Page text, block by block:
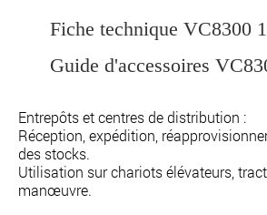
Fiche technique VC8300
Guide d'accessoires
Entrepôts et centres de distribution :
Réception, expédition,
des stocks.
Utilisation sur chariots élévateurs,
manœuvre.